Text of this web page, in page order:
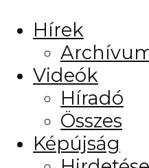
Hírek
Videók
Híradó
Összes
Képújság